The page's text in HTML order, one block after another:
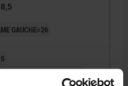
GAUCHE=26
LARGEUR=48 B2=28